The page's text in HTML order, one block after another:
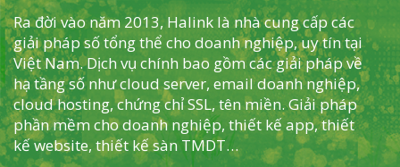
Ra đời vào năm 2013, Halink là nhà cung cấp các
giải pháp số tổng thể cho doanh nghiệp, uy tín tại
Việt Nam. Dịch vụ chính bao gồm các giải pháp về
hạ tầng số như cloud server, email doanh nghiệp,
cloud hosting, chứng chỉ SSL, tên miền. Giải pháp
phần mềm cho doanh nghiệp, thiết kế app, thiết
kế website, thiết kế sàn TMDT…